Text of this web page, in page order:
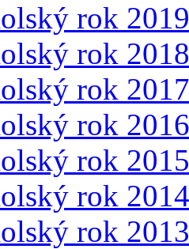
rok
rok
rok
rok
rok
rok
rok